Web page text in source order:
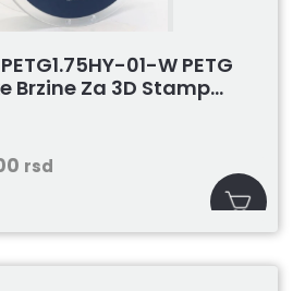
01-W PETG
Brzine Za 3D Stamp...
rsd